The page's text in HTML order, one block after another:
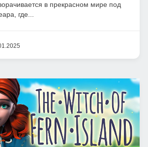
в прекрасном мире под
где...